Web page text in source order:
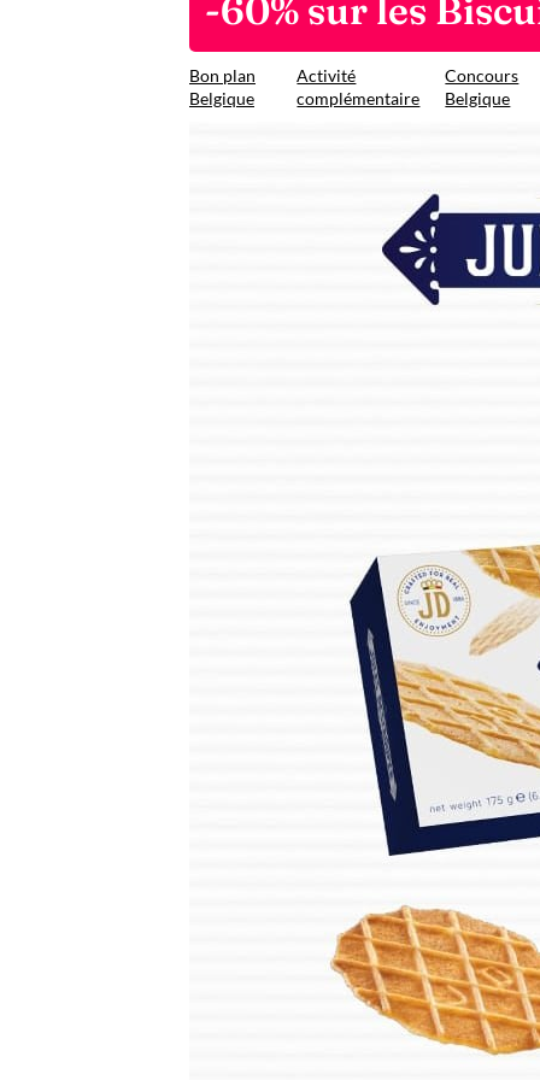
-60% sur les
Bon plan
Belgique
Activité
complémentaire
Concours
Belgique